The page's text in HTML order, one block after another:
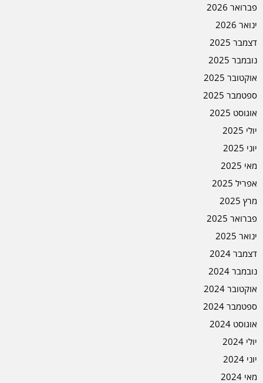
פברואר 2026
ינואר 2026
דצמבר 2025
נובמבר 2025
אוקטובר 2025
ספטמבר 2025
אוגוסט 2025
יולי 2025
יוני 2025
מאי 2025
אפריל 2025
מרץ 2025
פברואר 2025
ינואר 2025
דצמבר 2024
נובמבר 2024
אוקטובר 2024
ספטמבר 2024
אוגוסט 2024
יולי 2024
יוני 2024
מאי 2024